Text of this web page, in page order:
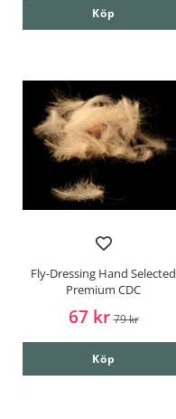
Köp
Fly-Dressing Hand Selected
Premium CDC
67 kr 79 kr
Köp